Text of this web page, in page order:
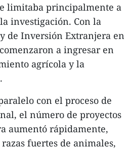
limitaba principalmente a
investigación. Con la
de Inversión Extranjera en
a ingresar en
agrícola y la
con el proceso de
el número de proyectos
aumentó rápidamente,
fuertes de animales,